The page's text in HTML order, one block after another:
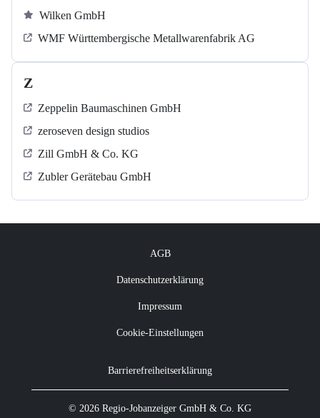
Wilken GmbH
WMF Württembergische Metallwarenfabrik AG
Z
Zeppelin Baumaschinen GmbH
zeroseven design studios
Zill GmbH & Co. KG
Zubler Gerätebau GmbH
AGB
Datenschutzerklärung
Impressum
Cookie-Einstellungen
Barrierefreiheitserklärung
© 2026 Regio-Jobanzeiger GmbH & Co. KG